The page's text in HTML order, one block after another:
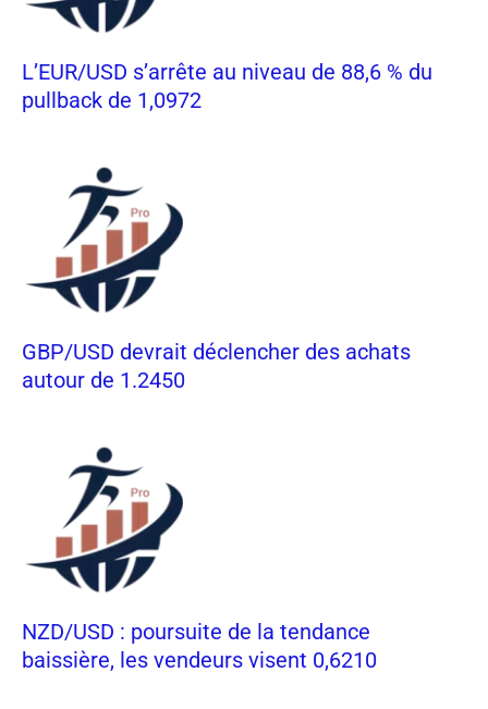
L’EUR/USD s’arrête au niveau de 88,6 % du
pullback de 1,0972
GBP/USD devrait déclencher des achats
autour de 1.2450
NZD/USD : poursuite de la tendance
baissière, les vendeurs visent 0,6210